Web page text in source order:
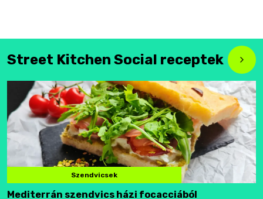
Street Kitchen Social receptek
Szendvicsek
Mediterrán szendvics házi focacciából